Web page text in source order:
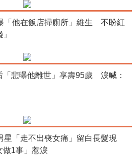
「他在飯店掃廁所」維生 不盼紅
「悲曝他離世」享壽95歲 淚喊：
星「走不出喪女痛」留白長髮現
1事」惹淚